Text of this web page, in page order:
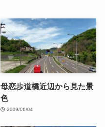
母恋歩道橋近辺から見た景
色
2009/06/04